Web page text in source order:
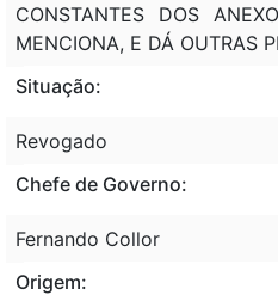
CONSTANTES DOS
MENCIONA, E DÁ OUTRAS
Situação:
Revogado
Chefe de Governo:
Fernando Collor
Origem: